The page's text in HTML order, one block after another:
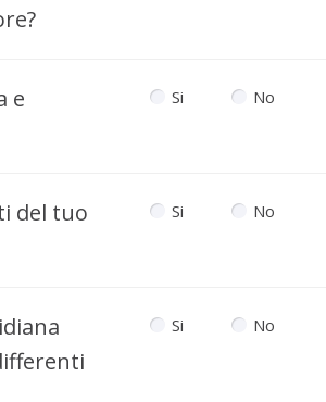
e
Si No
del tuo
Si No
Si No